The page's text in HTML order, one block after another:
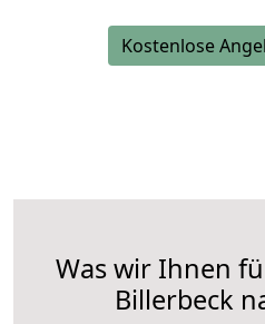
Kostenlose
Was wir Ihnen
Billerbeck